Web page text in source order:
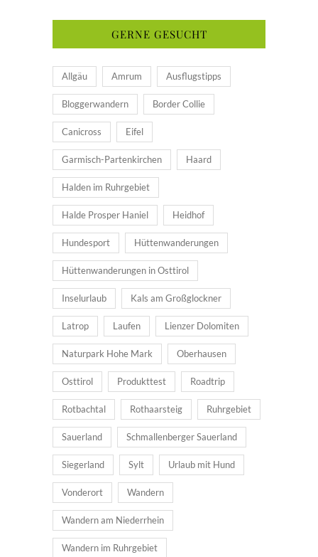
GERNE GESUCHT
Allgäu Amrum Ausflugstipps
Bloggerwandern Border Collie
Canicross Eifel
Garmisch-Partenkirchen Haard
Halden im Ruhrgebiet
Halde Prosper Haniel Heidhof
Hundesport Hüttenwanderungen
Hüttenwanderungen in Osttirol
Inselurlaub Kals am Großglockner
Latrop Laufen Lienzer Dolomiten
Naturpark Hohe Mark Oberhausen
Osttirol Produkttest Roadtrip
Rotbachtal Rothaarsteig Ruhrgebiet
Sauerland Schmallenberger Sauerland
Siegerland Sylt Urlaub mit Hund
Vonderort Wandern
Wandern am Niederrhein
Wandern im Ruhrgebiet